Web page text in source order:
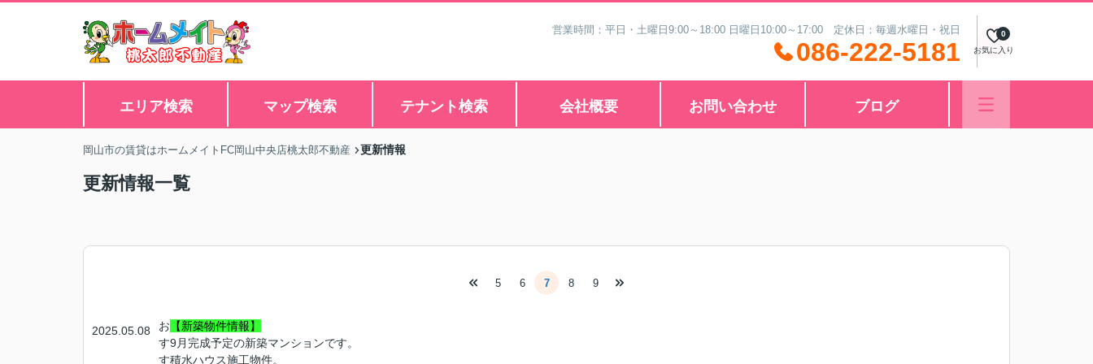
営業時間：平日・土曜日9:00～18:00 日曜日10:00～17:00 定休日：毎週水曜日・祝日
086-222-5181 お気に入り
0
エリア検索 マップ検索 テナント検索 会社概要 お問い合わせ ブログ
岡山市の賃貸はホームメイトFC岡山中央店桃太郎不動産 更新情報
更新情報一覧
5 6 7 8 9
2025.05.08
お
す
す
【新築物件情報】
9月完成予定の新築マンションです。
積水ハウス施工物件。